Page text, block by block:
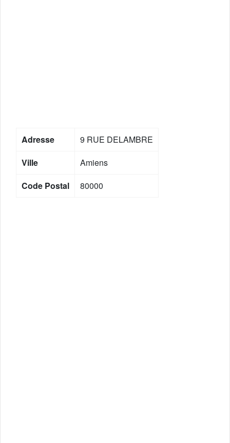
Adresse
9 RUE DELAMBRE
Ville
Amiens
Code Postal
80000